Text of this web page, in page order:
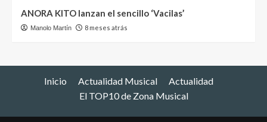
ANORA KITO lanzan el sencillo ‘Vacilas’
Manolo Martín 8 meses atrás
Inicio Actualidad Musical
Actualidad
El TOP10 de Zona Musical